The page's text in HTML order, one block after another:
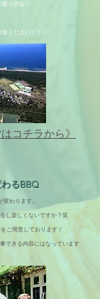
り沢山！
ください！！！
コチラから》
るBBQ
わります。
し楽しくないですか？笑
ご用意しております！
できる内容にはなっています